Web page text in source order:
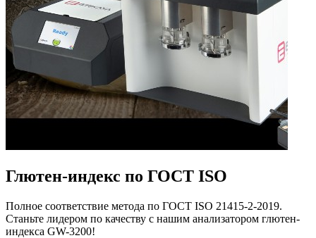
Глютен-индекс по ГОСТ ISO
Полное соответствие метода по ГОСТ ISO 21415-2-2019.
Станьте лидером по качеству с нашим анализатором глютен-
индекса GW-3200!